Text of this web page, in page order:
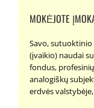
MOKĖJOTE
Savo, sutuoktinio
(įvaikio) naudai
fondus,
analogiškų
erdvės